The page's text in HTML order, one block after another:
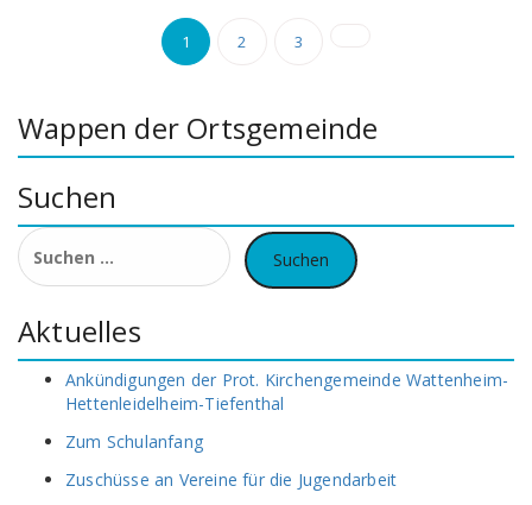
Seitennummerierung
der
Beiträge
1 2 3
Wappen der Ortsgemeinde
Suchen
Suchen
nach:
Aktuelles
Ankündigungen der Prot. Kirchengemeinde Wattenheim-
Hettenleidelheim-Tiefenthal
Zum Schulanfang
Zuschüsse an Vereine für die Jugendarbeit